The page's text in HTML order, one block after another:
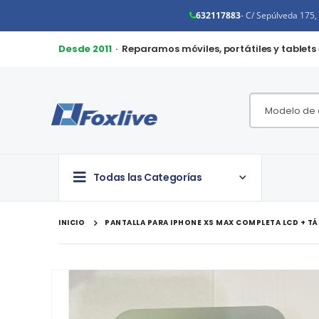
632117883- C/ Sepúlveda
Desde 2011· Reparamos móviles, portátiles y tablets
Todas las Categorías
INICIO PANTALLA PARA IPHONE XS MAX COMPLETA LCD +